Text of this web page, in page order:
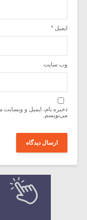
ایمیل *
وب‌ سایت
ذخیره نام، ایمیل و وبسایت
می‌نویسم.